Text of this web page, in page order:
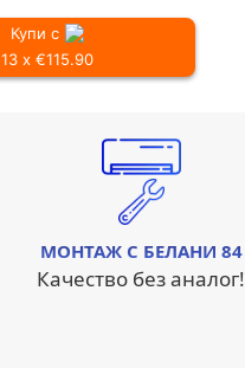
Купи с
13 x €115.90
МОНТАЖ С БЕЛАНИ 84
Качество без аналог!